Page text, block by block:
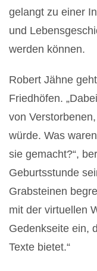
gelangt zu einer
und
werden können.
Robert Jähne
Friedhöfen.
von
würde. Was
sie gemacht?“,
Geburtsstunde
Grabsteinen
mit der virtuellen
Gedenkseite ein,
Texte bietet.“